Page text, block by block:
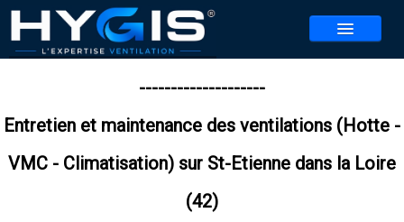
NOS AGENCES
CONTACT
--------------------
Entretien et maintenance des ventilations (Hotte -
VMC - Climatisation) sur St-Etienne dans la Loire
(42)